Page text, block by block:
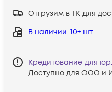
Отгрузим в ТК для
В наличии: 10+ шт
Кредитование для
Доступно для ООО и